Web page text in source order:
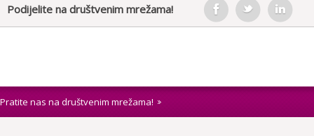
Podijelite na društvenim mrežama!
Pratite nas na društvenim mrežama!